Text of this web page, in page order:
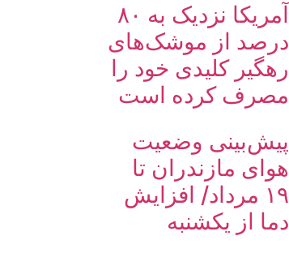
آمریکا نزدیک به ۸۰
درصد از موشک‌های
رهگیر کلیدی خود را
مصرف کرده است
پیش‌بینی وضعیت
هوای مازندران تا
۱۹ مرداد/ افزایش
دما از یکشنبه